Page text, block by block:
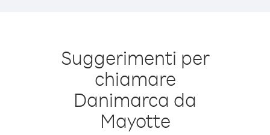
Suggerimenti per
chiamare
Danimarca da
Mayotte